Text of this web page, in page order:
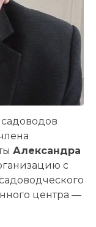
Александра
с
центра —